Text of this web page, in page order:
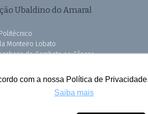
com a nossa Política de
Saiba mais
Ubaldino do Amaral
Monteiro Lobato
de Combate ao Câncer
OSSEL